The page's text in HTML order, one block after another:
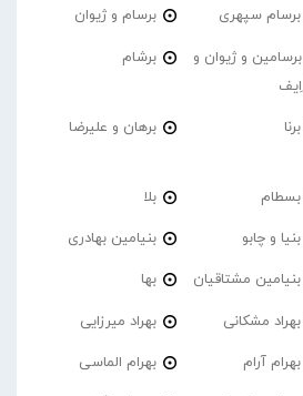
برسام سپهری برسام و ژیوان
برسامین و ژیوان و
اِیف
برشام
برنا برهان و علیرضا
بسطام بلا
بنیا و چابو بنیامین بهادری
بنیامین مشتاقیان بها
بهراد مشکانی بهراد میرزایی
بهرام آرام بهرام الماسی